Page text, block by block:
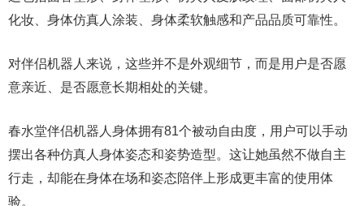
化妆、身体仿真人涂装、身体柔软触感和产品品质可靠性。
对伴侣机器人来说，这些并不是外观细节，而是用户是否愿
意亲近、是否愿意长期相处的关键。
春水堂伴侣机器人身体拥有81个被动自由度，用户可以手动
摆出各种仿真人身体姿态和姿势造型。这让她虽然不做自主
行走，却能在身体在场和姿态陪伴上形成更丰富的使用体
验。